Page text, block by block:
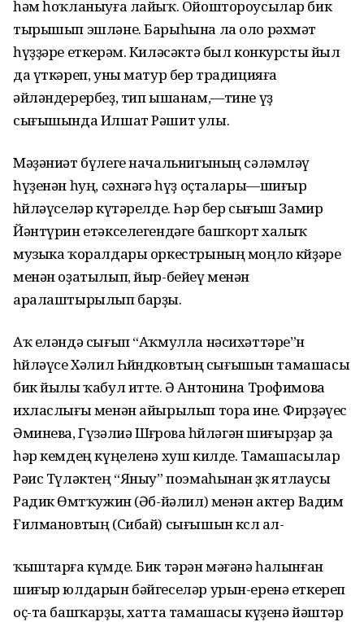
һәм һоҡланыуға лайыҡ. Ойоштороусылар бик
тырышып эшләне. Барыһына ла оло рәхмәт
һүҙҙәре еткерәм. Киләсәктә был конкурсты йыл
да үткәреп, уны матур бер традицияға
әйләндерербеҙ, тип ышанам,—тине үҙ
сығышында Илшат Рәшит улы.
Мәҙәниәт бүлеге начальнигының сәләмләү
һүҙенән һуң, сәхнәгә һүҙ оҫталары—шиғыр
һөйләүселәр күтәрелде. Һәр бер сығыш Замир
Йәнтүрин етәкселегендәге башҡорт халыҡ
музыка ҡоралдары оркестрының моңло көйҙәре
менән оҙатылып, йыр-бейеү менән
аралаштырылып барҙы.
Аҡ еләндә сығып “Аҡмулла нәсихәттәре”н
һөйләүсе Хәлил Һөйөндөковтың сығышын тамашасы
бик йылы ҡабул итте. Ә Антонина Трофимова
ихласлығы менән айырылып тора ине. Фирҙәүес
Әминева, Гүзәлиә Шөғөрова һөйләгән шиғырҙар ҙа
һәр кемдең күңеленә хуш килде. Тамашасылар
Рәис Түләктең “Яныу” поэмаһынан өҙөк ятлаусы
Радик Өмөтҡужин (Әб-йәлил) менән актер Вадим
Ғилмановтың (Сибай) сығышын көслө ал-
ҡыштарға күмде. Бик тәрән мәғәнә һалынған
шиғыр юлдарын бәйгеселәр урын-еренә еткереп
оҫ-та башҡарҙы, хатта тамашасы күҙенә йәштәр